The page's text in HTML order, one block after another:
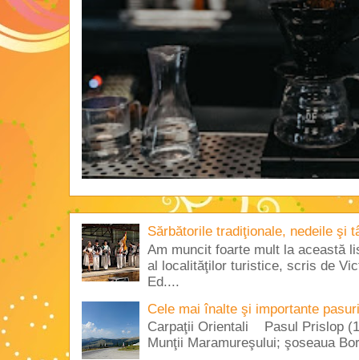
Sărbătorile tradiţionale, nedeile şi
Am muncit foarte mult la această
al localităţilor turistice, scris de
Ed....
Cele mai înalte şi importante
Carpaţii Orientali Pasul Prislop
Munţii Maramureşului; şoseaua